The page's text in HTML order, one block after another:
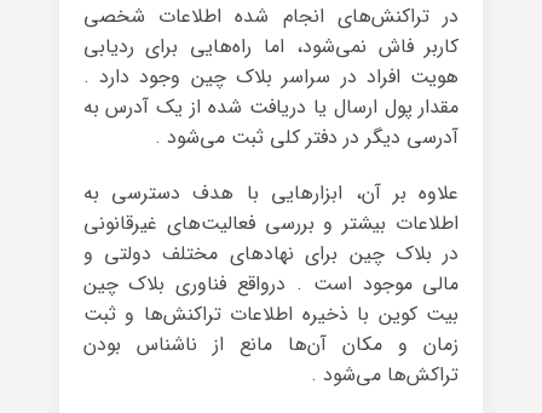
در تراکنش‌های انجام شده اطلاعات شخصی
کاربر فاش نمی‌شود، اما راه‌هایی برای ردیابی
هویت افراد در سراسر بلاک چین وجود دارد .
مقدار پول ارسال یا دریافت شده از یک آدرس به
آدرسی دیگر در دفتر کلی ثبت می‌شود .
علاوه بر آن، ابزارهایی با هدف دسترسی به
اطلاعات بیشتر و بررسی فعالیت‌های غیرقانونی
در بلاک چین برای نهاد‌های مختلف دولتی و
مالی موجود است . درواقع فناوری بلاک چین
بیت کوین با ذخیره‌ اطلاعات تراکنش‌ها و ثبت
زمان و مکان آن‌ها مانع از ناشناس بودن
تراکش‌ها می‌شود .